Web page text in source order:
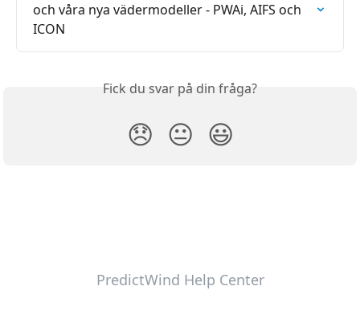
och våra nya vädermodeller - PWAi, AIFS och
ICON
Fick du svar på din fråga?
😞 😐 😃
PredictWind Help Center